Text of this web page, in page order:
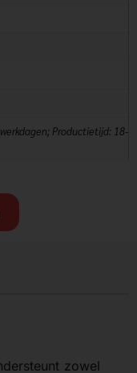
Productietijd: 18-
zowel